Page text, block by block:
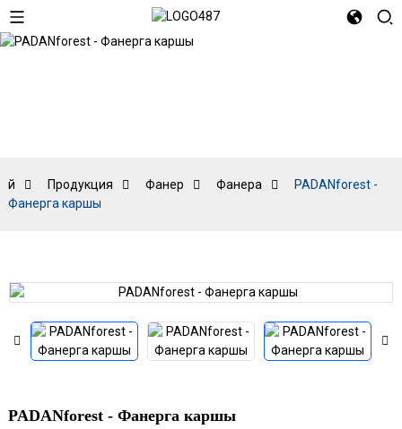
Өй Продукция Фанер Фанера
PADANforest -
Фанерга каршы
PADANforest - Фанерга каршы